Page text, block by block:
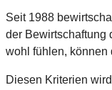
Seit 1988
der Bewirtschaftung
wohl fühlen, können
Diesen Kriterien